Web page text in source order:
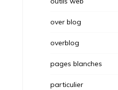
over blog
overblog
pages blanches
particulier